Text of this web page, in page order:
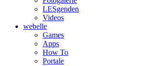
LESgenden
Videos
webelle
Games
Apps
How To
Portale